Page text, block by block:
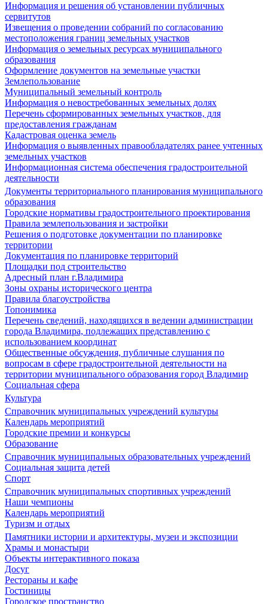
Информация и решения об установлении публичных
сервитутов
Извещения о проведении собраний по согласованию
местоположения границ земельных участков
Информация о земельных ресурсах муниципального
образования
Оформление документов на земельные участки
Землепользование
Муниципальный земельный контроль
Информация о невостребованных земельных долях
Перечень сформированных земельных участков, для
предоставления гражданам
Кадастровая оценка земель
Информация о выявленных правообладателях ранее учтенных
земельных участков
Информационная система обеспечения градостроительной
деятельности
Документы территориального планирования муниципального
образования
Городские нормативы градостроительного проектирования
Правила землепользования и застройки
Решения о подготовке документации по планировке
территории
Документация по планировке территорий
Площадки под строительство
Адресный план г.Владимира
Зоны охраны исторического центра
Правила благоустройства
Топонимика
Перечень сведений, находящихся в ведении администрации
города Владимира, подлежащих представлению с
использованием координат
Общественные обсуждения, публичные слушания по
вопросам в сфере градостроительной деятельности на
территории муниципального образования город Владимир
Социальная сфера
Культура
Справочник муниципальных учреждений культуры
Календарь мероприятий
Городские премии и конкурсы
Образование
Справочник муниципальных образовательных учреждений
Социальная защита детей
Спорт
Справочник муниципальных спортивных учреждений
Наши чемпионы
Календарь мероприятий
Туризм и отдых
Памятники истории и архитектуры, музеи и экспозиции
Храмы и монастыри
Объекты интерактивного показа
Досуг
Рестораны и кафе
Гостиницы
Городское пространство